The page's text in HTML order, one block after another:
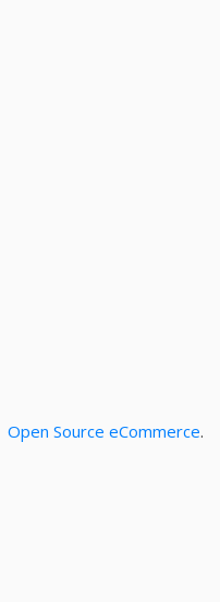
Open Source eCommerce.